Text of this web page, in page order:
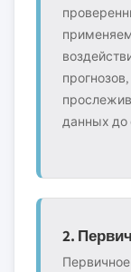
данных до
2.